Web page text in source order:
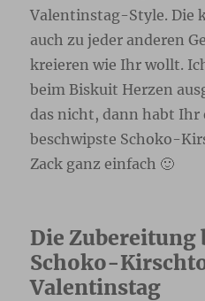
Valentinstag-Style. Die
auch zu jeder anderen
kreieren wie Ihr wollt.
beim Biskuit Herzen
das nicht, dann habt Ihr
beschwipste Schoko-
Zack ganz einfach 🙂
Die Zubereitung
Schoko-
Valentinstag